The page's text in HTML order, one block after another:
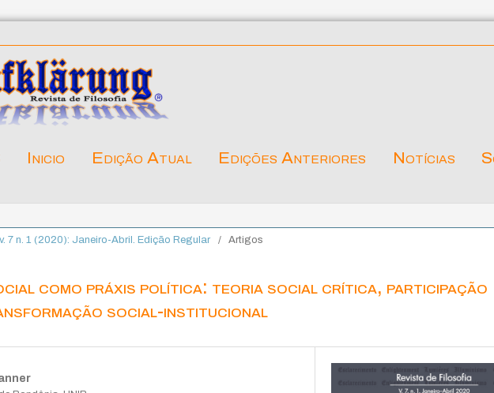
Inicio Edição Atual Edições Anteriores Notícias
v. 7 n. 1 (2020): Janeiro-Abril. Edição Regular / Artigos
como práxis política: teoria social crítica, participação
social-institucional